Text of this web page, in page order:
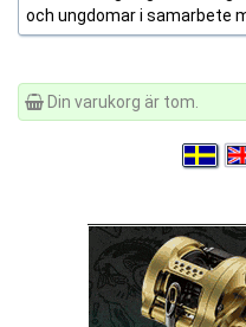
och ungdomar i samarbete
Din varukorg är tom.